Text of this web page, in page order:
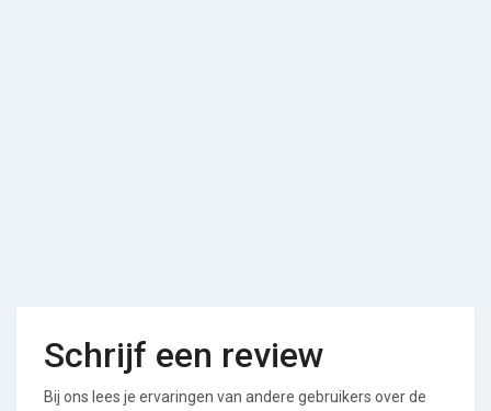
Schrijf een review
Bij ons lees je ervaringen van andere gebruikers over de